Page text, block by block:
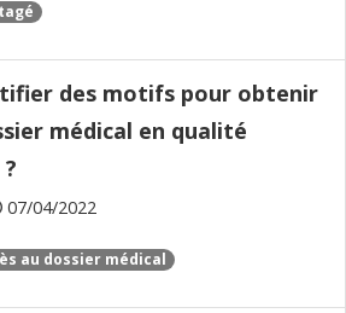
des motifs pour obtenir
médical en qualité
07/04/2022
au dossier médical